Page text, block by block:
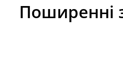
Поширенні